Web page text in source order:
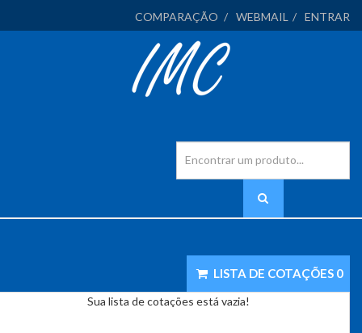
ENTRAR
COMPARAÇÃO WEBMAIL
LISTA DE COTAÇÕES 0
Sua lista de cotações está vazia!